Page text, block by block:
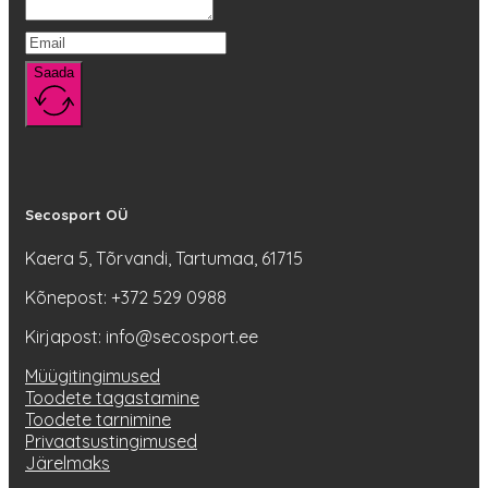
Saada
Secosport OÜ
Kaera 5, Tõrvandi, Tartumaa, 61715
Kõnepost: +372 529 0988
Kirjapost: info@secosport.ee
Müügitingimused
Toodete tagastamine
Toodete tarnimine
Privaatsustingimused
Järelmaks